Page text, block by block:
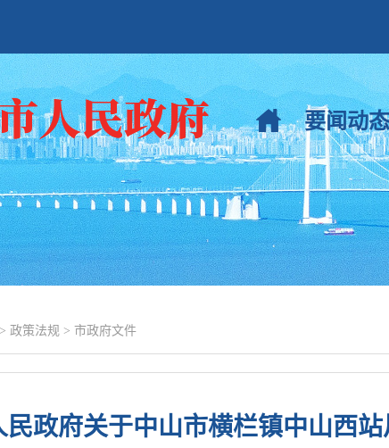
要闻动态
> 政策法规 > 市政府文件
民政府关于中山市横栏镇中山西